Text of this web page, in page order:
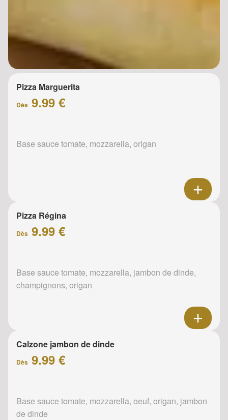
Pizza Marguerita
Dès 9.99 €
Base sauce tomate, mozzarella, origan
Pizza Régina
Dès 9.99 €
Base sauce tomate, mozzarella, jambon de dinde,
champignons, origan
Calzone jambon de dinde
Dès 9.99 €
Base sauce tomate, mozzarella, oeuf, origan, jambon
de dinde